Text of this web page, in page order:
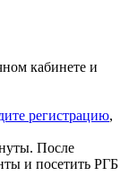
кабинете и
регистрацию,
После
и посетить РГБ